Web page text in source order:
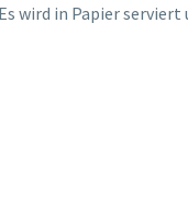
in Papier